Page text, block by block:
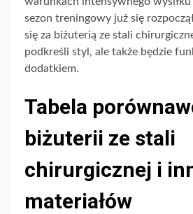
sezon treningowy już się
się za biżuterią ze stali
podkreśli styl, ale także będzie
dodatkiem.
Tabela
biżuterii ze stali
chirurgicznej i
materiałów